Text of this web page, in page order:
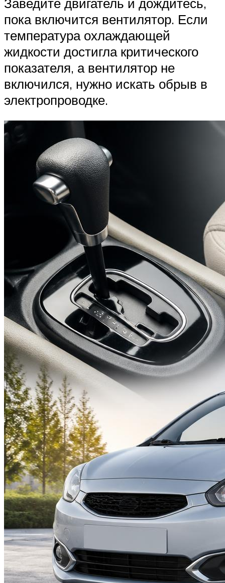
пока включится вентилятор. Если
температура охлаждающей
жидкости достигла критического
показателя, а вентилятор не
включился, нужно искать обрыв в
электропроводке.